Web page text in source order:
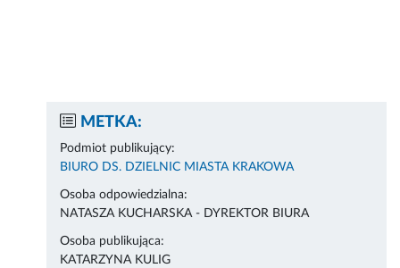
METKA:
Podmiot publikujący:
BIURO DS. DZIELNIC MIASTA KRAKOWA
Osoba odpowiedzialna:
NATASZA KUCHARSKA - DYREKTOR BIURA
Osoba publikująca:
KATARZYNA KULIG